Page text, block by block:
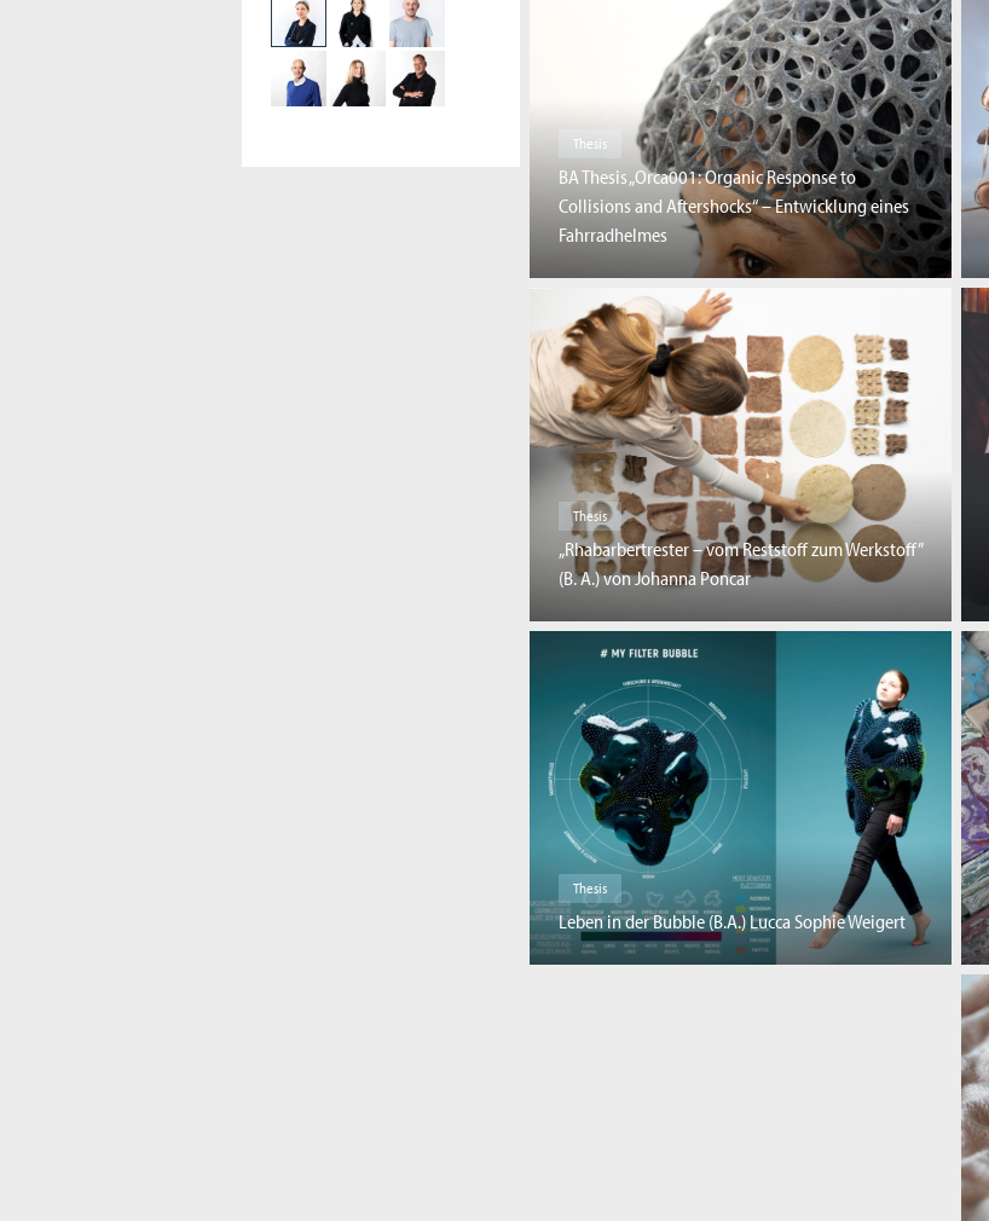
Thesis
BA Thesis „Orca001: Organic Response to
Collisions and Aftershocks“ – Entwicklung eines
Fahrradhelmes
Thesis
„Rhabarbertrester – vom Reststoff zum Werkstoff”
(B. A.) von Johanna Poncar
Thesis
Leben in der Bubble (B.A.) Lucca Sophie Weigert